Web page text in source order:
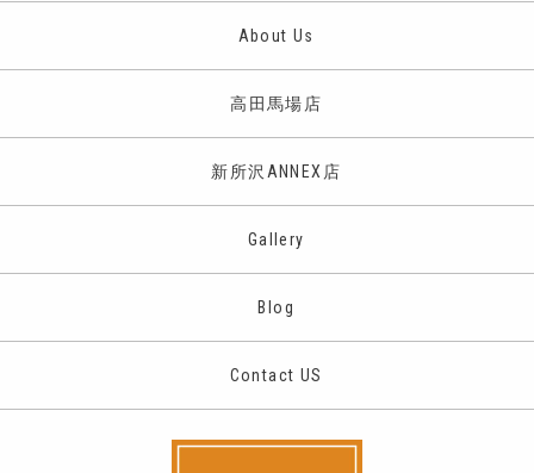
About Us
高田馬場店
新所沢ANNEX店
Gallery
Blog
Contact US